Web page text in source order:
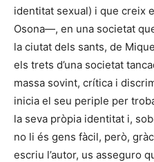
identitat sexual) i que creix
Osona—, en una societat
la ciutat dels sants, de
els trets d’una societat
massa sovint, crítica i
inicia el seu periple per
la seva pròpia identitat i,
no li és gens fàcil, però,
escriu l’autor, us asseguro